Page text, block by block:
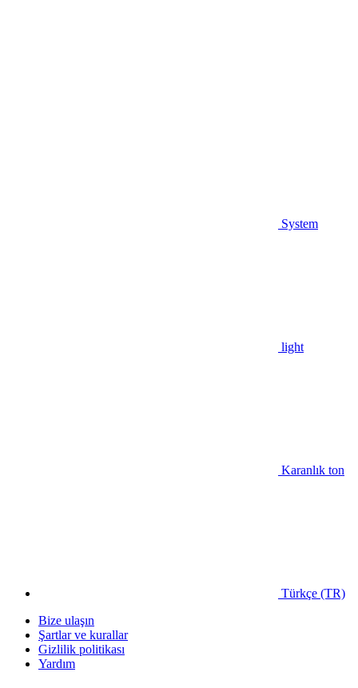
System
light
Karanlık ton
Türkçe (TR)
Bize ulaşın
Şartlar ve kurallar
Gizlilik politikası
Yardım